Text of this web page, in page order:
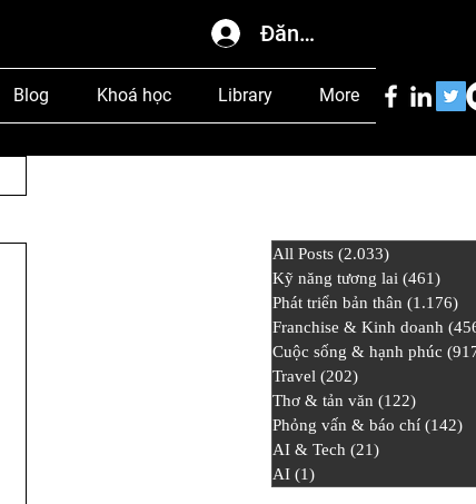
Đăng nhập
Blog Khoá học Library More
All Posts (2.033)
Kỹ năng tương lai (461)
Phát triển bản thân (1.176)
Franchise & Kinh doanh
Cuộc sống & hạnh phúc
Travel (202)
Thơ & tản văn (122)
Phỏng vấn & báo chí (142)
AI & Tech (21)
AI (1)